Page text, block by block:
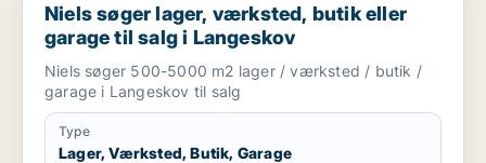
Niels søger lager, værksted, butik eller
garage til salg i Langeskov
Niels søger 500-5000 m2 lager / værksted / butik /
garage i Langeskov til salg
Type
Lager, Værksted, Butik, Garage